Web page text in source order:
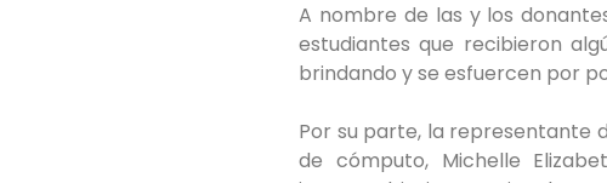
A nombre de las y los
estudiantes que recibieron
brindando y se esfuercen por
Por su parte, la representante
de cómputo, Michelle